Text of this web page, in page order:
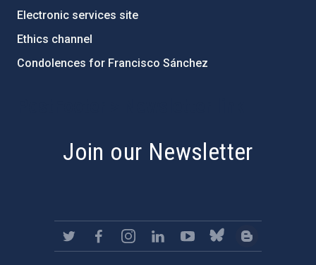
Electronic services site
Ethics channel
Condolences for Francisco Sánchez
Join our Newsletter